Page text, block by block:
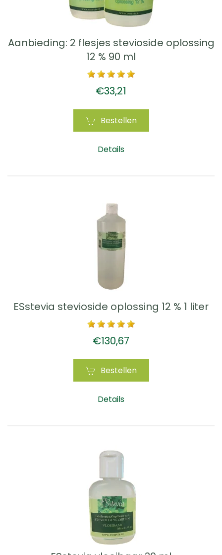
Aanbieding: 2 flesjes stevioside oplossing
12 % 90 ml
€33,21
Bestellen
Details
ESstevia stevioside oplossing 12 % 1 liter
€130,67
Bestellen
Details